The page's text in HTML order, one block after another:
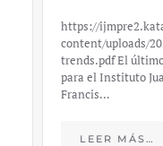
https://
content/uploads/
trends.pdf El
para el Instituto
Francis…
LEER MÁS…